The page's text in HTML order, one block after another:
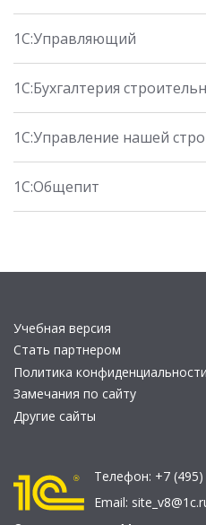
1С:Управляющий
1С:Бухгалтерия
1С:Управление нашей
1С:Общепит
Учебная версия
Стать партнером
Политика конфиденциальности
Замечания по сайту
Другие сайты
Телефон: +7
Email: